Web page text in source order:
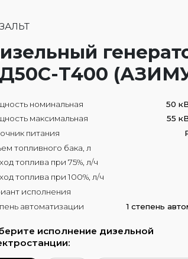
Т400
номинальная
50
максимальная
55
питания
топливного бака, л
топлива при 75%, л/ч
топлива при 100%, л/ч
исполнения
автоматизации
1 степень
исполнение дизельной